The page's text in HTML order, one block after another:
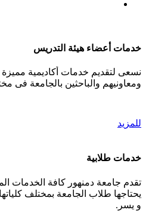
خدمات أعضاء هيئة التدريس
نسعى لتقديم خدمات أكاديمية
ومعاونيهم والباحثين بالجامعة فى
للمزيد
خدمات طلابية
تقدم جامعة دمنهور كافة الخدمات
يحتاجها طلاب الجامعة بمختلف
و يسر.